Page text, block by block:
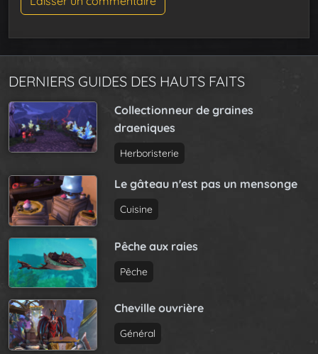
DERNIERS GUIDES DES HAUTS FAITS
Collectionneur de graines
draeniques
Herboristerie
Le gâteau n'est pas un mensonge
Cuisine
Pêche aux raies
Pêche
Cheville ouvrière
Général